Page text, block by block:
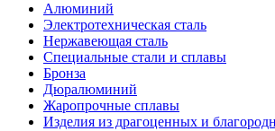
Алюминий
Электротехническая сталь
Нержавеющая сталь
Специальные стали и сплавы
Бронза
Дюралюминий
Жаропрочные сплавы
Изделия из драгоценных и